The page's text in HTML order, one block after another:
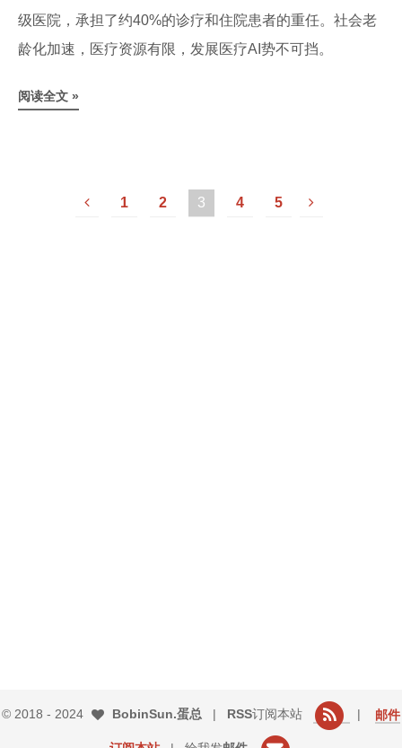
级医院，承担了约40%的诊疗和住院患者的重任。社会老
龄化加速，医疗资源有限，发展医疗AI势不可挡。
阅读全文 »
1 2 3 4 5
© 2018 - 2024 BobinSun.蛋总| RSS订阅本站 邮件